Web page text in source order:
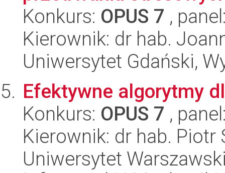
Konkurs: OPUS 7 ,
Kierownik: dr hab.
Uniwersytet Gdański,
Efektywne algorytmy
Konkurs: OPUS 7 ,
Kierownik: dr hab. Piotr
Uniwersytet